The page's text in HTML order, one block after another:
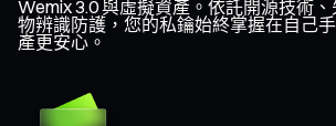
Wemix 3.0 與虛擬資產。依託開源技術
物辨識防護，您的私鑰始終掌握在自己
產更安心。